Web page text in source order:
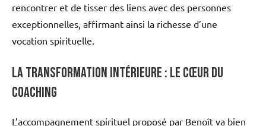
rencontrer et de tisser des liens avec des personnes
exceptionnelles, affirmant ainsi la richesse d’une
vocation spirituelle.
La transformation intérieure : le cœur du
coaching
L’accompagnement spirituel proposé par Benoît va bien